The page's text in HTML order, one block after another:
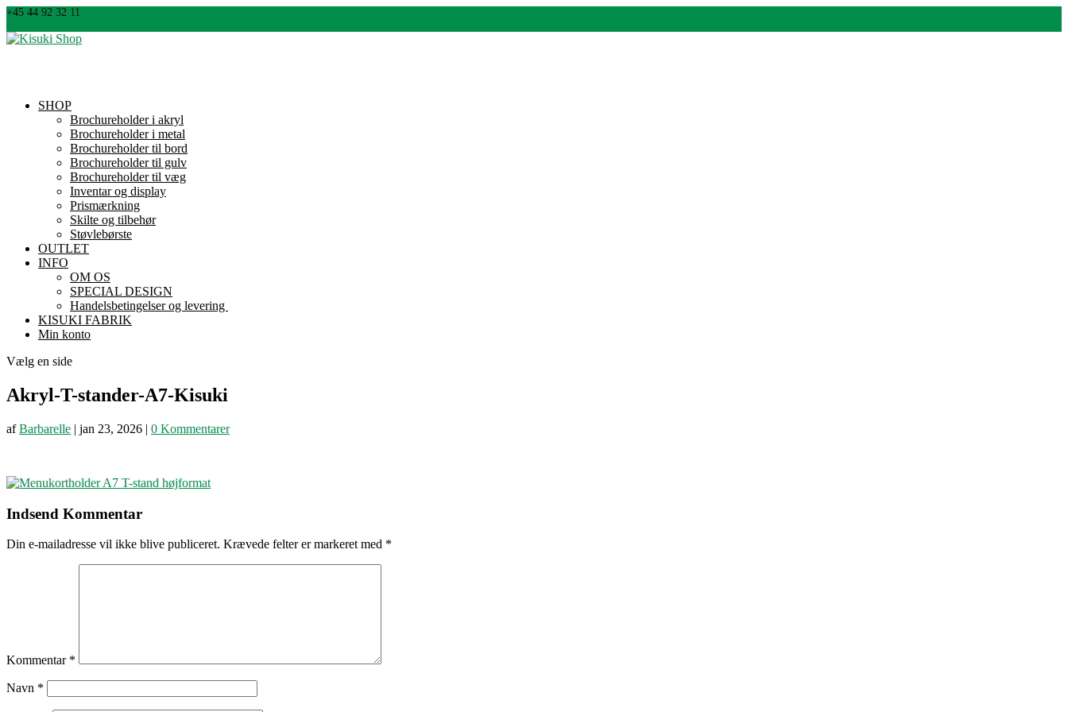
+45 44 92 32 11
SHOP
Brochureholder i akryl
Brochureholder i metal
Brochureholder til bord
Brochureholder til gulv
Brochureholder til væg
Inventar og display
Prismærkning
Skilte og tilbehør
Støvlebørste
OUTLET
INFO
OM OS
SPECIAL DESIGN
Handelsbetingelser og levering
KISUKI FABRIK
Min konto
Vælg en side
Akryl-T-stander-A7-Kisuki
afBarbarelle | jan 23, 2026 | 0 Kommentarer
Indsend Kommentar
Din e-mailadresse vil ikke blive publiceret. Krævede felter er markeret med *
Kommentar *
Navn *